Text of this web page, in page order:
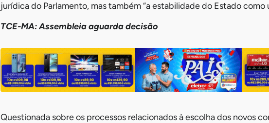
jurídica do Parlamento, mas também “a estabilidade do Estado como
TCE-MA: Assembleia aguarda decisão
Questionada sobre os processos relacionados à escolha dos novos